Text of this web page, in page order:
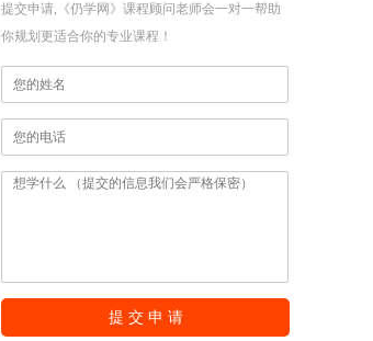
提交申请,《仍学网》课程顾问老师会一对一帮助
你规划更适合你的专业课程！
提 交 申 请